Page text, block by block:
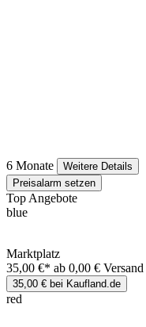
6 Monate
Weitere Details
Preisalarm setzen
Top Angebote
blue
Marktplatz
35,00 €* ab 0,00 € Versand
35,00 € bei Kaufland.de
red